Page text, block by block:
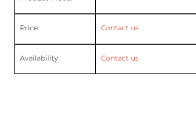
Price Contact us
Availability Contact us